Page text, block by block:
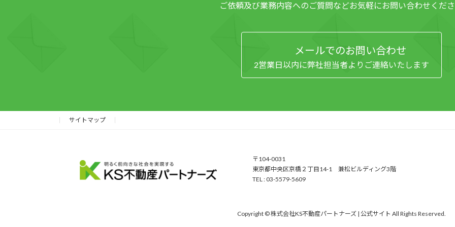
ご依頼及び業務内容へのご質問などお気軽にお問い合わせくだ
メールでのお問い合わせ
2営業日以内に弊社担当者よりご連絡いたします
サイトマップ
〒104-0031
東京都中央区京橋２丁目14-1 兼松ビルディング3階
TEL : 03-5579-5609
Copyright © 株式会社KS不動産パートナーズ | 公式サイト All Rights Reserved.